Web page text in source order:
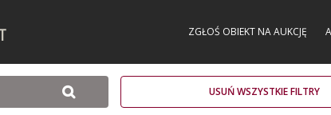
ZGŁOŚ OBIEKT NA AUKCJĘ
USUŃ WSZYSTKIE FILTRY